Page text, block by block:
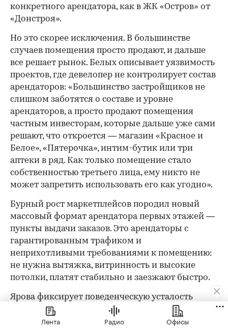
конкретного арендатора, как в ЖК «Остров» от
«Донстроя».
Но это скорее исключения. В большинстве
случаев помещения просто продают, и дальше
все решает рынок. Белых описывает уязвимость
проектов, где девелопер не контролирует состав
арендаторов: «Большинство застройщиков не
слишком заботятся о составе и уровне
арендаторов, а просто продают помещения
частным инвесторам, которые дальше уже сами
решают, что откроется — магазин «Красное и
Белое», «Пятерочка», интим-бутик или три
аптеки в ряд. Как только помещение стало
собственностью третьего лица, ему никто не
может запретить использовать его как угодно».
Бурный рост маркетплейсов породил новый
массовый формат арендатора первых этажей —
пункты выдачи заказов. Это арендаторы с
гарантированным трафиком и
неприхотливыми требованиями к помещению:
не нужна вытяжка, витринность и высокие
потолки, платят стабильно и заезжают быстро.
Ярова фиксирует поведенческую усталость
жителей: форматы ПВЗ и алкомаркетов при
всей востребованности все чаще вызывают
Лента Радио Офисы